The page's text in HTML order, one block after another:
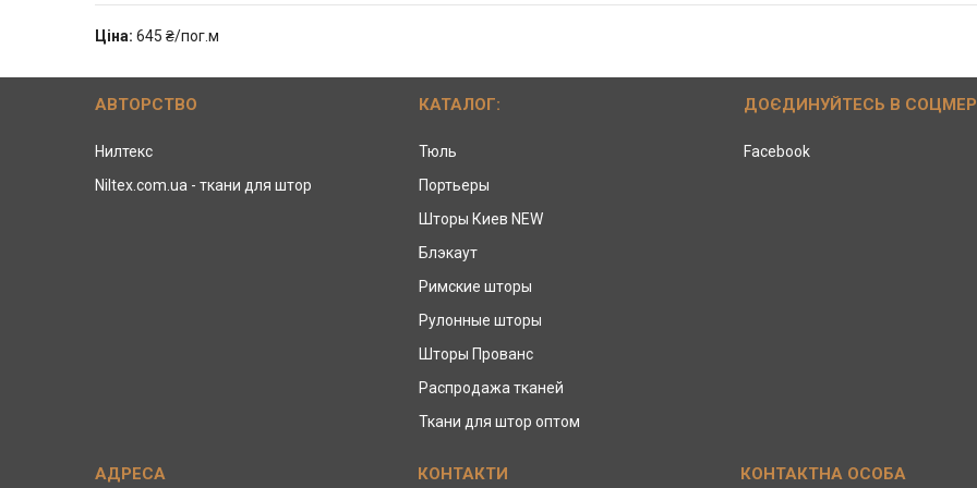
Ціна: 645 ₴/пог.м
АВТОРСТВО
Нилтекс
Niltex.com.ua - ткани для штор
КАТАЛОГ:
Тюль
Портьеры
Шторы Киев NEW
Блэкаут
Римские шторы
Рулонные шторы
Шторы Прованс
Распродажа тканей
Ткани для штор оптом
ДОЄДИНУЙТЕСЬ В
Facebook